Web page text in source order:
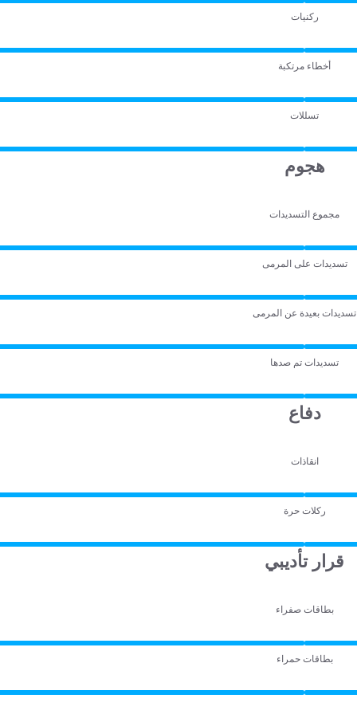
ركنيات
أخطاء مرتكبة
تسللات
هجوم
مجموع التسديدات
تسديدات على المرمى
تسديدات بعيدة عن المرمى
تسديدات تم صدها
دفاع
انقاذات
ركلات حرة
قرار تأديبي
بطاقات صفراء
بطاقات حمراء